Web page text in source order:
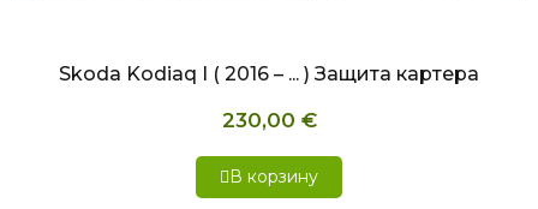
Skoda Kodiaq I ( 2016 – ... ) Защита картера
230,00 €
В корзину